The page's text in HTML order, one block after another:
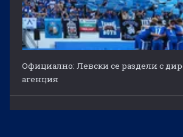
Официално: Левски се раздели с
агенция